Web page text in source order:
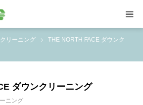
リーニング
THE NORTH FACE ダウンク
ダウンクリーニング
ニング
リペア